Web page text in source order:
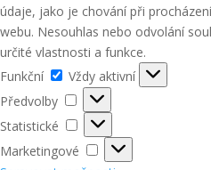
údaje, jako je chování při
webu. Nesouhlas nebo odvolání
určité vlastnosti a funkce.
Funkční
Funkční
Vždy aktivní
Předvolby
Předvolby
Statistické
Statistické
Marketingové
Marketingové